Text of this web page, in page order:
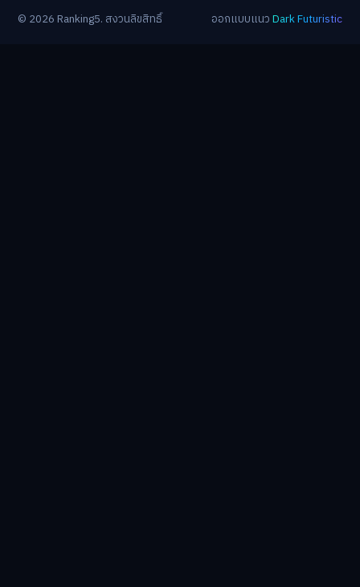
© 2026 Ranking5. สงวนลิขสิทธิ์
ออกแบบแนวDark Futuristic